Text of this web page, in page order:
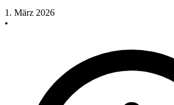
1. März 2026
•